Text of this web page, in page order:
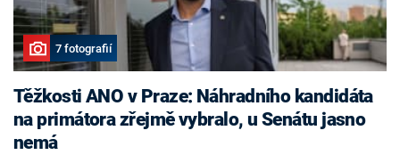
7 fotografií
Těžkosti ANO v Praze: Náhradního kandidáta
na primátora zřejmě vybralo, u Senátu jasno
nemá